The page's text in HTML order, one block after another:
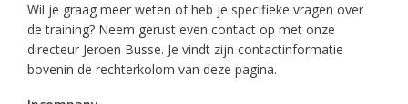
Wil je graag meer weten of heb je specifieke vragen over
de training? Neem gerust even contact op met onze
directeur Jeroen Busse. Je vindt zijn contactinformatie
bovenin de rechterkolom van deze pagina.